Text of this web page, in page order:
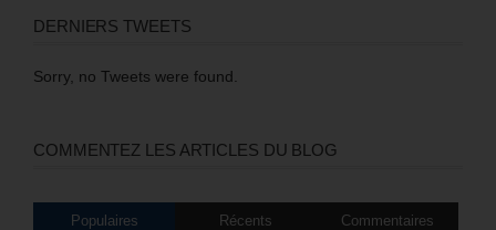
DERNIERS TWEETS
Sorry, no Tweets were found.
COMMENTEZ LES ARTICLES DU BLOG
Populaires Récents Commentaires